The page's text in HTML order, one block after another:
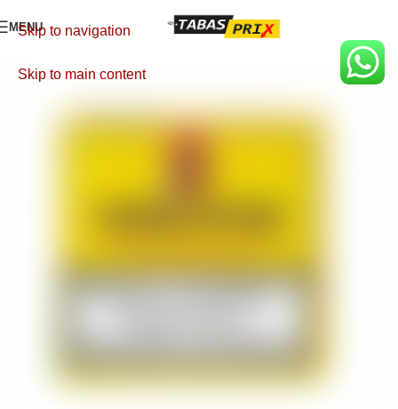
Skip to navigation
Skip to main content
MENU